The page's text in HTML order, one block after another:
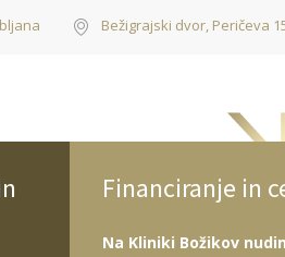
Bežigrajski dvor, Peričeva
Financiranje in
Na Kliniki Božikov